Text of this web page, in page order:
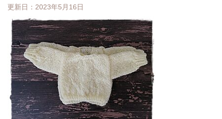
更新日： 2023年5月16日